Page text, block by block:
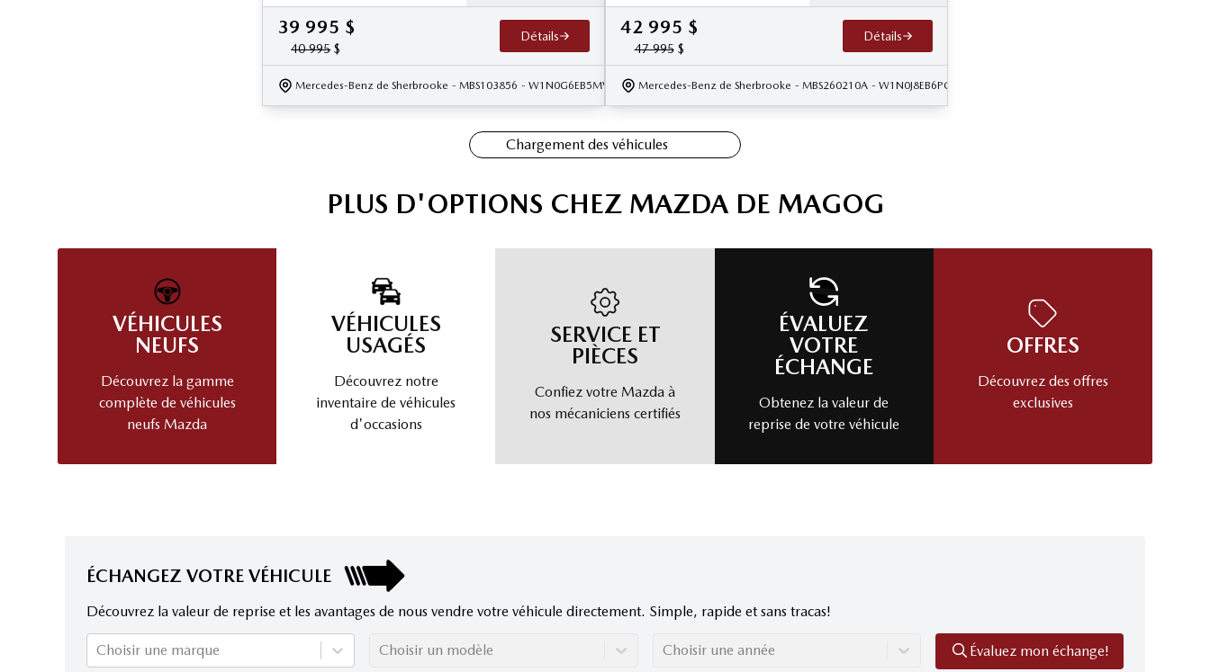
39 995 $
40 995$
Détails
Mercedes-Benz de Sherbrooke - MBS103856 - W1N0G6EB5MV276295
42 995 $
47 995$
Détails
Mercedes-Benz de Sherbrooke - MBS260210A - W1N0J8EB6PG147276
Chargement des véhicules
PLUS D'OPTIONS CHEZ MAZDA DE MAGOG
VÉHICULES
NEUFS
Découvrez la gamme
complète de véhicules
neufs Mazda
VÉHICULES
USAGÉS
Découvrez notre
inventaire de véhicules
d'occasions
SERVICE ET
PIÈCES
Confiez votre Mazda à
nos mécaniciens certifiés
ÉVALUEZ
VOTRE
ÉCHANGE
Obtenez la valeur de
reprise de votre véhicule
OFFRES
Découvrez des offres
exclusives
ÉCHANGEZ VOTRE VÉHICULE
Découvrez la valeur de reprise et les avantages de nous vendre votre véhicule directement. Simple, rapide et sans tracas!
Choisir une marque Choisir un modèle Choisir une année Évaluez mon échange!